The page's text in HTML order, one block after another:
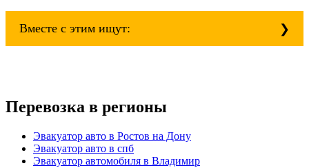
isuzu;
nissan;
малолитражные авто и скутеры.
Вместе с этим ищут:
автоматической КПП блокировка колес
Как вызвать эвакуатор манипулятора для
Эвакуатор с паркинга штрафстоянки
Эвакуатор автовоз из Москвы в Новгород
Перевозка в регионы
Эвакуатор авто в Ростов на Дону
Эвакуатор авто в спб
Эвакуатор автомобиля в Владимир